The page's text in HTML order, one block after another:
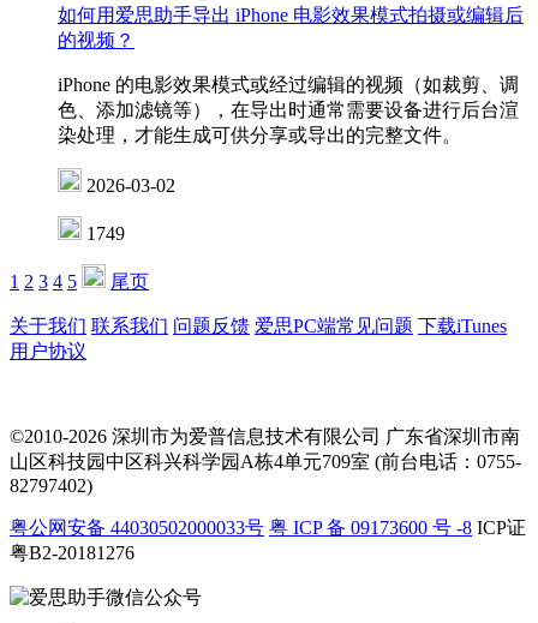
如何用爱思助手导出 iPhone 电影效果模式拍摄或编辑后
的视频？
iPhone 的电影效果模式或经过编辑的视频（如裁剪、调
色、添加滤镜等），在导出时通常需要设备进行后台渲
染处理，才能生成可供分享或导出的完整文件。
2026-03-02
1749
1 2 3 4 5 尾页
关于我们 联系我们 问题反馈 爱思PC端常见问题 下载iTunes
用户协议
©2010-2026 深圳市为爱普信息技术有限公司 广东省深圳市南
山区科技园中区科兴科学园A栋4单元709室 (前台电话：0755-
82797402)
粤公网安备 44030502000033号 粤 ICP 备 09173600 号 -8 ICP证
粤B2-20181276